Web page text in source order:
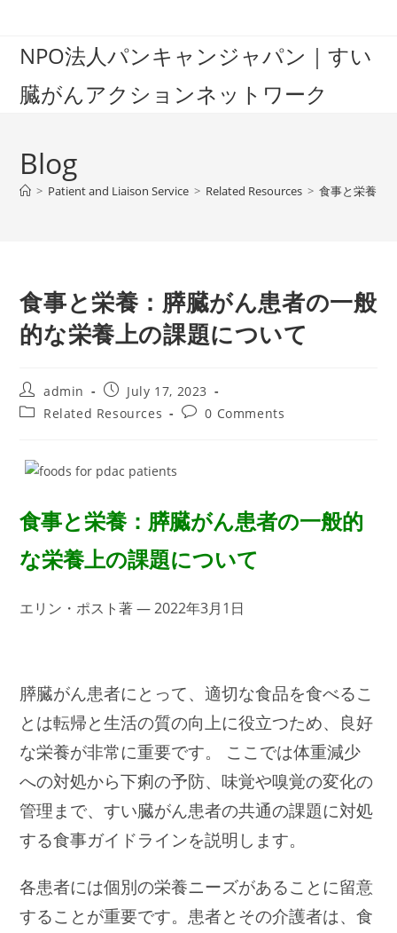
contentNPO法人パンキャンジャパン｜すい
臓がんアクションネットワーク
Blog
> Patient and Liaison Service > Related Resources > 食事と栄養：
食事と栄養：膵臓がん患者の一般
的な栄養上の課題について
Post
author:
admin
Post
published:
July 17, 2023
PostRelated Resources
Post0 Comments
食事と栄養：膵臓がん患者の一般的
な栄養上の課題について
エリン・ポスト著 — 2022年3月1日
膵臓がん患者にとって、適切な食品を食べるこ
とは転帰と生活の質の向上に役立つため、良好
な栄養が非常に重要です。 ここでは体重減少
への対処から下痢の予防、味覚や嗅覚の変化の
管理まで、すい臓がん患者の共通の課題に対処
する食事ガイドラインを説明します。
各患者には個別の栄養ニーズがあることに留意
することが重要です。患者とその介護者は、食